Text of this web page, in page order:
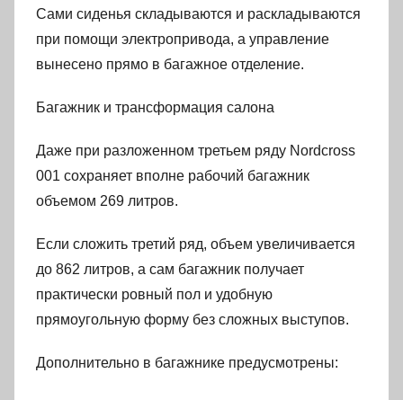
Сами сиденья складываются и раскладываются
при помощи электропривода, а управление
вынесено прямо в багажное отделение.
Багажник и трансформация салона
Даже при разложенном третьем ряду Nordcross
001 сохраняет вполне рабочий багажник
объемом 269 литров.
Если сложить третий ряд, объем увеличивается
до 862 литров, а сам багажник получает
практически ровный пол и удобную
прямоугольную форму без сложных выступов.
Дополнительно в багажнике предусмотрены: